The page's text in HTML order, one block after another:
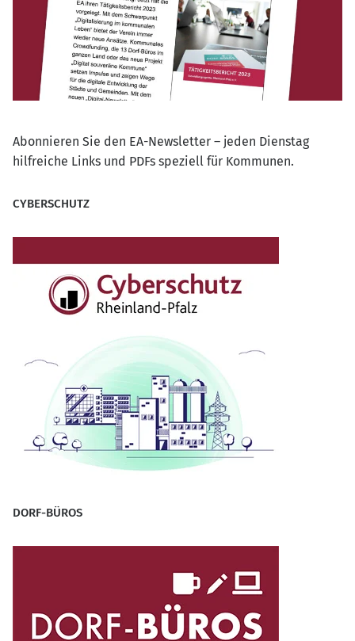
Abonnieren Sie den EA-Newsletter – jeden Dienstag
hilfreiche Links und PDFs speziell für Kommunen.
CYBERSCHUTZ
DORF-BÜROS